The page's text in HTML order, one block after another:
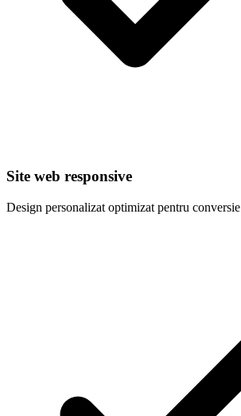
Site web responsive
Design personalizat optimizat pentru conversie